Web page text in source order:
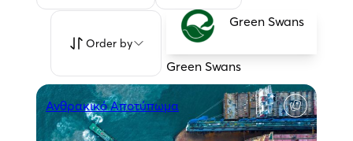
Order by
Green Swans
Green Swans
Ανθρακικό Αποτύπωμα